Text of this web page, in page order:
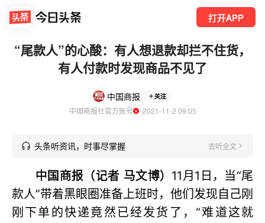
打开APP
“尾款人”的心酸：有人想退款却拦不住货，
有人付款时发现商品不见了
中国商报 关注
中国商报社官方账号
  2021-11-2 09:05
头条听资讯，时事尽掌握 去听全文
中国商报（记者 马文博） 11月1日，当“尾
款人”带着黑眼圈准备上班时，他们发现自己刚
刚下单的快递竟然已经发货了，“难道这就